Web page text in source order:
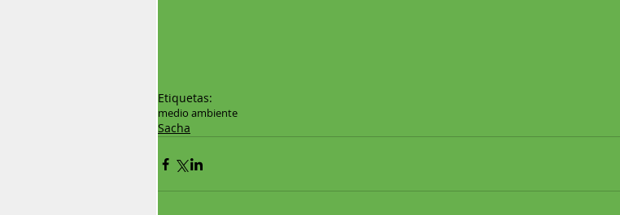
Etiquetas:
medio ambiente
Sacha